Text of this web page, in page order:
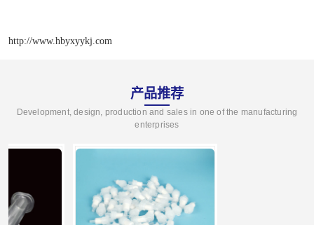
http://www.hbyxyykj.com
产品推荐
Development, design, production and sales in one of the manufacturing
enterprises